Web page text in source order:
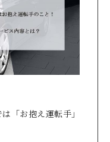
「お抱え運転手」